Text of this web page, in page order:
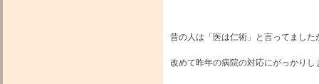
昔の人は「医は仁術」と言ってました
改めて昨年の病院の対応にがっかりし